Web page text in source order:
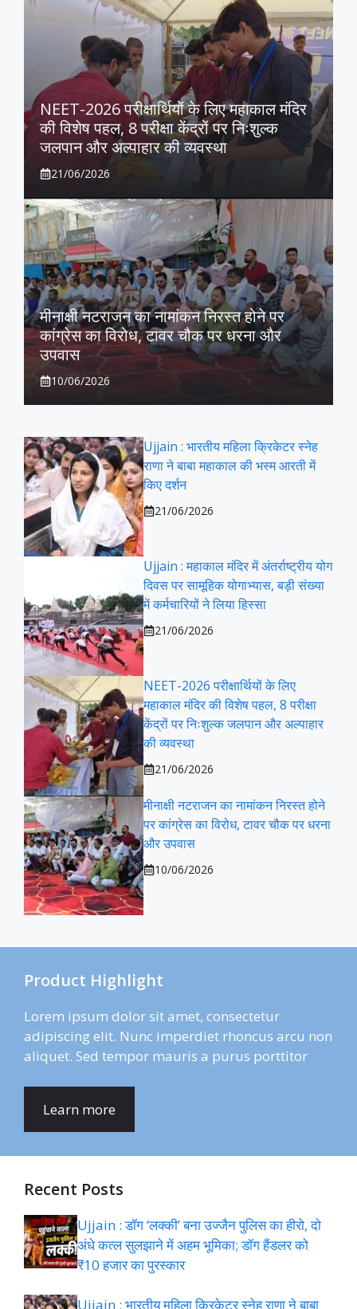
NEET-2026 परीक्षार्थियों के लिए महाकाल मंदिर
की विशेष पहल, 8 परीक्षा केंद्रों पर निःशुल्क
जलपान और अल्पाहार की व्यवस्था
21/06/2026
मीनाक्षी नटराजन का नामांकन निरस्त होने पर
कांग्रेस का विरोध, टावर चौक पर धरना और
उपवास
10/06/2026
Ujjain : भारतीय महिला क्रिकेटर स्नेह
राणा ने बाबा महाकाल की भस्म आरती में
किए दर्शन
21/06/2026
Ujjain : महाकाल मंदिर में अंतर्राष्ट्रीय योग
दिवस पर सामूहिक योगाभ्यास, बड़ी संख्या
में कर्मचारियों ने लिया हिस्सा
21/06/2026
NEET-2026 परीक्षार्थियों के लिए
महाकाल मंदिर की विशेष पहल, 8 परीक्षा
केंद्रों पर निःशुल्क जलपान और अल्पाहार
की व्यवस्था
21/06/2026
मीनाक्षी नटराजन का नामांकन निरस्त होने
पर कांग्रेस का विरोध, टावर चौक पर धरना
और उपवास
10/06/2026
Product Highlight
Lorem ipsum dolor sit amet, consectetur
adipiscing elit. Nunc imperdiet rhoncus arcu non
aliquet. Sed tempor mauris a purus porttitor
Learn more
Recent Posts
Ujjain : डॉग ‘लक्की’ बना उज्जैन पुलिस का हीरो, दो
अंधे कत्ल सुलझाने में अहम भूमिका; डॉग हैंडलर को
₹10 हजार का पुरस्कार
Ujjain : भारतीय महिला क्रिकेटर स्नेह राणा ने बाबा